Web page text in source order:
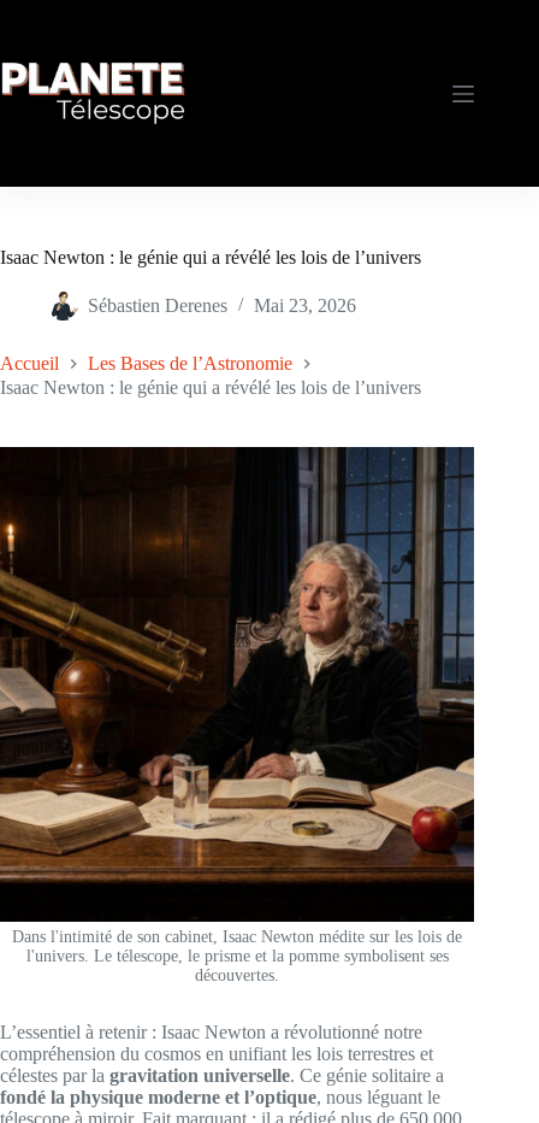
Isaac Newton : le génie qui a révélé les lois de l’univers
Sébastien Derenes Mai 23, 2026
Accueil
Les Bases de l’Astronomie
Isaac Newton : le génie qui a révélé les lois de l’univers
Dans l'intimité de son cabinet, Isaac Newton médite sur les lois de
l'univers. Le télescope, le prisme et la pomme symbolisent ses
découvertes.
L’essentiel à retenir : Isaac Newton a révolutionné notre
compréhension du cosmos en unifiant les lois terrestres et
célestes par la gravitation universelle. Ce génie solitaire a
fondé la physique moderne et l’optique, nous léguant le
télescope à miroir. Fait marquant : il a rédigé plus de 650 000